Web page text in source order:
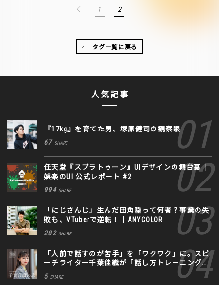
1 2
タグ一覧に戻る
人気記事
『17kg』を育てた男、塚原健司の観察眼
67 SHARE
任天堂『スプラトゥーン』UIデザインの舞台裏｜
娯楽のUI 公式レポート #2
994 SHARE
「にじさんじ」生んだ田角陸って何者？事業の失
敗も、VTuberで逆転！｜ANYCOLOR
282 SHARE
「人前で話すのが苦手」を「ワクワク」に。スピ
ーチライター千葉佳織が「話し方トレーニング」
に込めた思い
5 SHARE